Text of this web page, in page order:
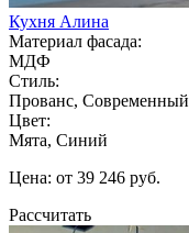
Кухня Алина
Материал фасада:
МДФ
Стиль:
Прованс, Современный
Цвет:
Мята, Синий
Цена: от 39 246 руб.
Рассчитать